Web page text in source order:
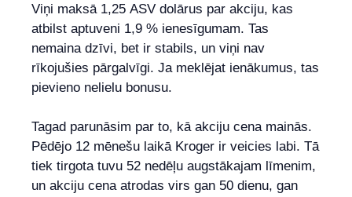
Viņi maksā 1,25 ASV dolārus par akciju, kas
atbilst aptuveni 1,9 % ienesīgumam. Tas
nemaina dzīvi, bet ir stabils, un viņi nav
rīkojušies pārgalvīgi. Ja meklējat ienākumus, tas
pievieno nelielu bonusu.
Tagad parunāsim par to, kā akciju cena mainās.
Pēdējo 12 mēnešu laikā Kroger ir veicies labi. Tā
tiek tirgota tuvu 52 nedēļu augstākajam līmenim,
un akciju cena atrodas virs gan 50 dienu, gan